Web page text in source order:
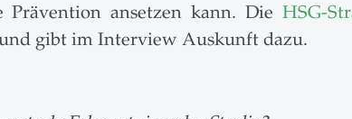
ansetzen kann. Die HSG-
gibt im Interview Auskunft dazu.